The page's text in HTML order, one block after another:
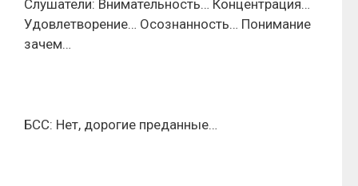
Слушатели: Внимательность… Концентрация…
Удовлетворение… Осознанность… Понимание
зачем…
БСС: Нет, дорогие преданные…